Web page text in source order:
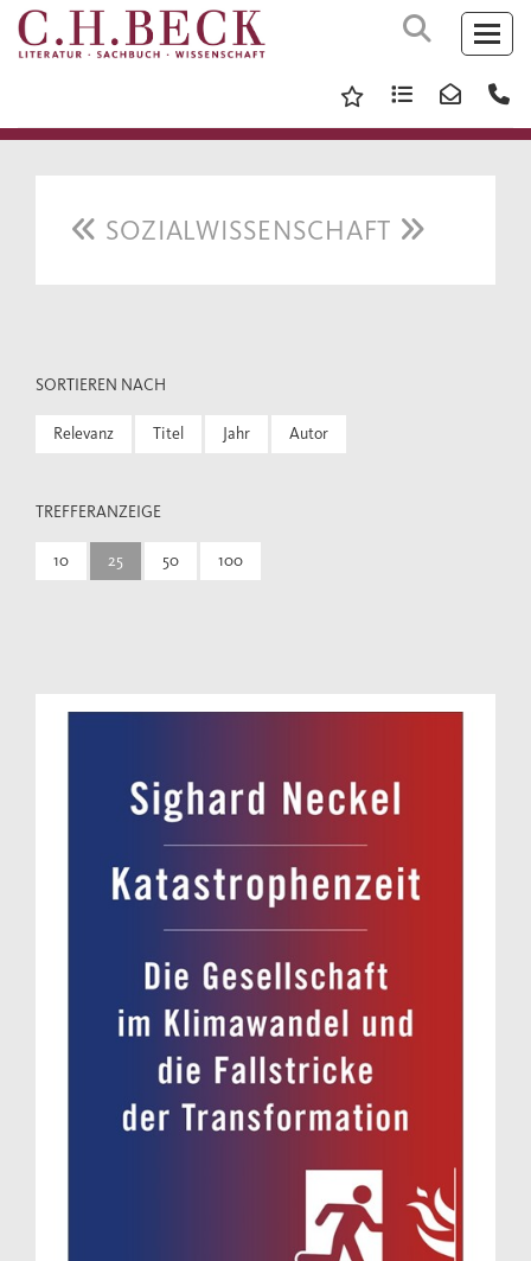
SOZIALWISSENSCHAFT
SORTIEREN NACH
Relevanz Titel Jahr Autor
TREFFERANZEIGE
10 25 50 100